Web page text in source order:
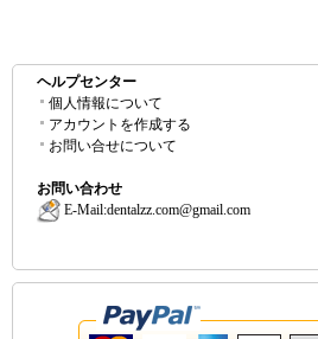
ヘルプセンター
個人情報について
アカウントを作成する
お問い合せについて
お問い合わせ
E-Mail:dentalzz.com@gmail.com